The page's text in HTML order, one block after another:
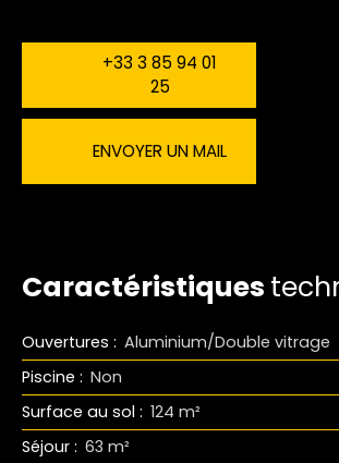
+33 3 85 94 01
25
ENVOYER UN MAIL
Caractéristiques
Ouvertures : Aluminium/Double vitrage
Piscine : Non
Surface au sol : 124 m²
Séjour : 63 m²